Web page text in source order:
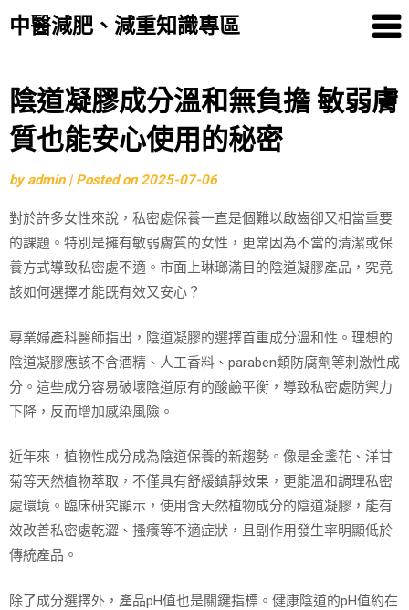
中醫減肥、減重知識專區
Skip
to
content
陰道凝膠成分溫和無負擔 敏弱膚
質也能安心使用的秘密
byadmin | Posted on2025-07-06
對於許多女性來說，私密處保養一直是個難以啟齒卻又相當重要
的課題。特別是擁有敏弱膚質的女性，更常因為不當的清潔或保
養方式導致私密處不適。市面上琳瑯滿目的陰道凝膠產品，究竟
該如何選擇才能既有效又安心？
專業婦產科醫師指出，陰道凝膠的選擇首重成分溫和性。理想的
陰道凝膠應該不含酒精、人工香料、paraben類防腐劑等刺激性成
分。這些成分容易破壞陰道原有的酸鹼平衡，導致私密處防禦力
下降，反而增加感染風險。
近年來，植物性成分成為陰道保養的新趨勢。像是金盞花、洋甘
菊等天然植物萃取，不僅具有舒緩鎮靜效果，更能溫和調理私密
處環境。臨床研究顯示，使用含天然植物成分的陰道凝膠，能有
效改善私密處乾澀、搔癢等不適症狀，且副作用發生率明顯低於
傳統產品。
除了成分選擇外，產品pH值也是關鍵指標。健康陰道的pH值約在